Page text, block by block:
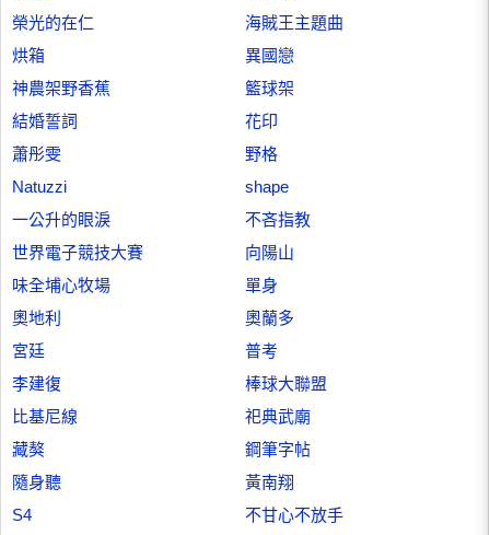
榮光的在仁
海賊王主題曲
烘箱
異國戀
神農架野香蕉
籃球架
結婚誓詞
花印
蕭彤雯
野格
Natuzzi
shape
一公升的眼淚
不吝指教
世界電子競技大賽
向陽山
味全埔心牧場
單身
奧地利
奧蘭多
宮廷
普考
李建復
棒球大聯盟
比基尼線
祀典武廟
藏獒
鋼筆字帖
隨身聽
黃南翔
S4
不甘心不放手